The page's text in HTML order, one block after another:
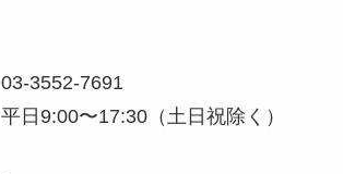
3552-7691
日9:00〜17:30（土日祝除く）